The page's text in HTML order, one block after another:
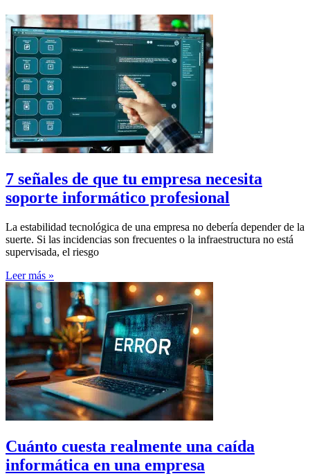
7 señales de que tu empresa necesita
soporte informático profesional
La estabilidad tecnológica de una empresa no debería depender de la
suerte. Si las incidencias son frecuentes o la infraestructura no está
supervisada, el riesgo
Leer más »
Cuánto cuesta realmente una caída
informática en una empresa